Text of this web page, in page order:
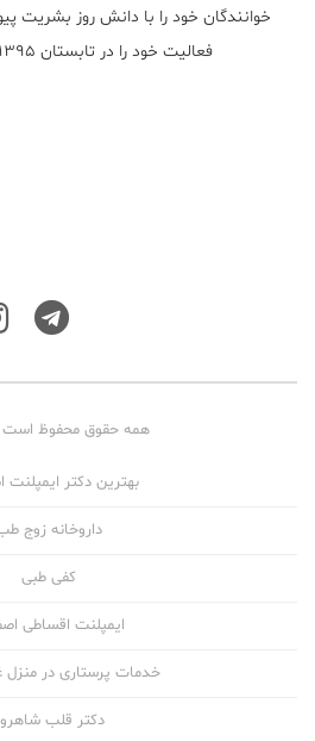
خوانندگان خود را با دانش روز بشریت
فعالیت خود را در تابستان ۱۳۹۵ آغاز نموده است.
همه حقوق محفوظ است ©
بهترین دکتر ایمپلنت
داروخانه زوج
کفی طبی
ایمپلنت اقساطی
خدمات پرستاری در منزل
دکتر قلب